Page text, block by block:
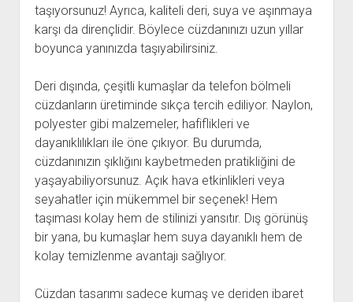
taşıyorsunuz! Ayrıca, kaliteli deri, suya ve aşınmaya
karşı da dirençlidir. Böylece cüzdanınızı uzun yıllar
boyunca yanınızda taşıyabilirsiniz.
Deri dışında, çeşitli kumaşlar da telefon bölmeli
cüzdanların üretiminde sıkça tercih ediliyor. Naylon,
polyester gibi malzemeler, hafiflikleri ve
dayanıklılıkları ile öne çıkıyor. Bu durumda,
cüzdanınızın şıklığını kaybetmeden pratikliğini de
yaşayabiliyorsunuz. Açık hava etkinlikleri veya
seyahatler için mükemmel bir seçenek! Hem
taşıması kolay hem de stilinizi yansıtır. Dış görünüş
bir yana, bu kumaşlar hem suya dayanıklı hem de
kolay temizlenme avantajı sağlıyor.
Cüzdan tasarımı sadece kumaş ve deriden ibaret